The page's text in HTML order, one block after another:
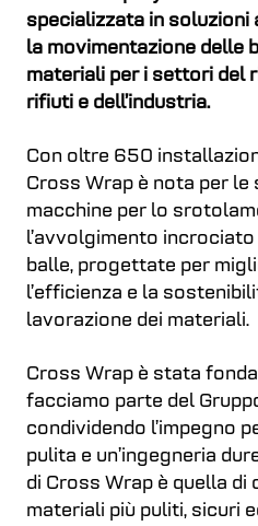
specializzata in soluzioni
la movimentazione delle
materiali per i settori del
rifiuti e dell’industria.
Con oltre 650
Cross Wrap è nota per le
macchine per lo
l’avvolgimento incrociato
balle, progettate per
l’efficienza e la
lavorazione dei materiali.
Cross Wrap è stata
facciamo parte del
condividendo l’impegno
pulita e un’ingegneria
di Cross Wrap è quella
materiali più puliti, sicuri